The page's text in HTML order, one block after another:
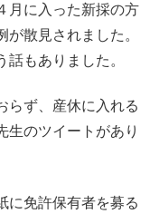
月に入った新採の方
散見されました。
もありました。
らず、産休に入れる
生のツイートがあり
に免許保有者を募る